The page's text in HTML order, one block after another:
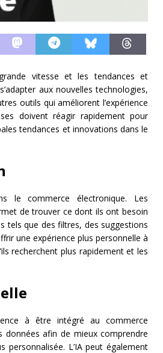
vitesse et les tendances et
aux nouvelles technologies,
outils qui améliorent l’expérience
doivent réagir rapidement pour
tendances et innovations dans le
le commerce électronique. Les
de trouver ce dont ils ont besoin
tels que des filtres, des suggestions
une expérience plus personnelle à
recherchent plus rapidement et les
à être intégré au commerce
données afin de mieux comprendre
personnalisée. L’IA peut également